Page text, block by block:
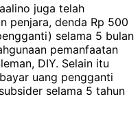
juga telah
penjara, denda Rp 500
selama 5 bulan
pemanfaatan
DIY. Selain itu
uang pengganti
selama 5 tahun